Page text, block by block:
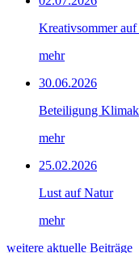
Kreativsommer
mehr
30.06.2026
Beteiligung
mehr
25.02.2026
Lust auf Natur
mehr
weitere aktuelle Beiträge